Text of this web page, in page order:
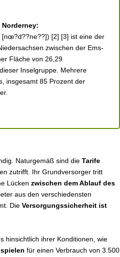
[nœ?d??ne??]) [2] [3] ist eine der
zwischen der Ems-
Fläche von 26,29
Inselgruppe. Mehrere
insgesamt 85 Prozent der
Naturgemäß sind die Tarife
zutrifft. Ihr Grundversorger tritt
Lücken zwischen dem Ablauf des
aus den verschiedensten
Die Versorgungssicherheit ist
hinsichtlich ihrer Konditionen, wie
für einen Verbrauch von 3.500